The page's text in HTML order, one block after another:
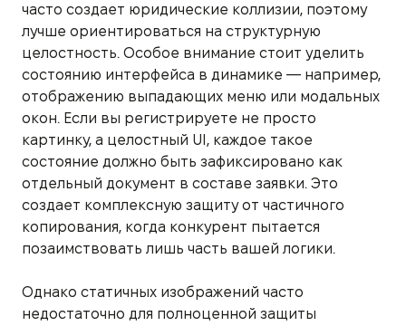
часто создает юридические коллизии, поэтому
лучше ориентироваться на структурную
целостность. Особое внимание стоит уделить
состоянию интерфейса в динамике — например,
отображению выпадающих меню или модальных
окон. Если вы регистрируете не просто
картинку, а целостный UI, каждое такое
состояние должно быть зафиксировано как
отдельный документ в составе заявки. Это
создает комплексную защиту от частичного
копирования, когда конкурент пытается
позаимствовать лишь часть вашей логики.
Однако статичных изображений часто
недостаточно для полноценной защиты